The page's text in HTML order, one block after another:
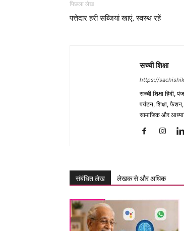
पिछला लेख
पत्तेदार हरी सब्जियां खाएं, स्वस्थ रहें
सच्ची शिक्षा
https://
सच्ची शिक्षा हिंदी,
पर्यटन, शिक्षा,
सामाजिक और
संबंधित लेख लेखक से और अधिक